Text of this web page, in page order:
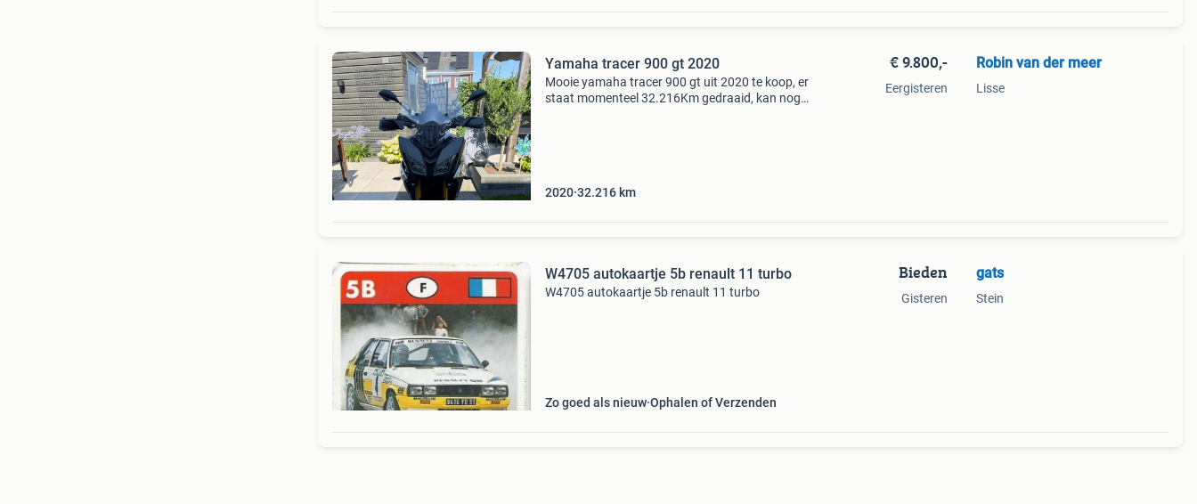
Yamaha tracer 900 gt 2020
Mooie yamaha tracer 900 gt uit 2020 te koop, er
staat momenteel 32.216Km gedraaid, kan nog
2020 32.216 km
€ 9.800,-
Eergisteren
Robin van der meer
Lisse
W4705 autokaartje 5b renault 11 turbo
W4705 autokaartje 5b renault 11 turbo
Zo goed als nieuw Ophalen of Verzenden
Bieden
Gisteren
gats
Stein